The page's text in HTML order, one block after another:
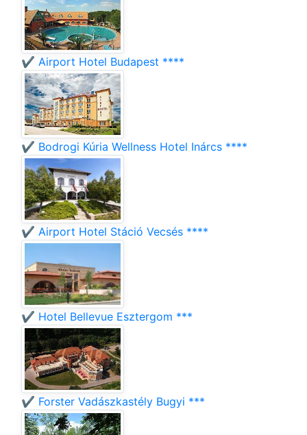
✔️ Airport Hotel Budapest ****
✔️ Bodrogi Kúria Wellness Hotel Inárcs ****
✔️ Airport Hotel Stáció Vecsés ****
✔️ Hotel Bellevue Esztergom ***
✔️ Forster Vadászkastély Bugyi ***